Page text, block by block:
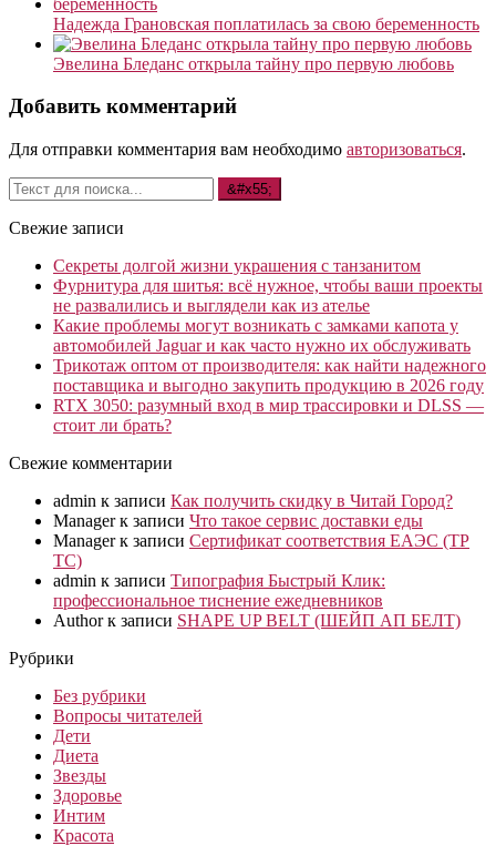
Надежда Грановская поплатилась за свою беременность
Эвелина Бледанс открыла тайну про первую любовь
Добавить комментарий
Для отправки комментария вам необходимо авторизоваться.
Свежие записи
Секреты долгой жизни украшения с танзанитом
Фурнитура для шитья: всё нужное, чтобы ваши проекты
не развалились и выглядели как из ателье
Какие проблемы могут возникать с замками капота у
автомобилей Jaguar и как часто нужно их обслуживать
Трикотаж оптом от производителя: как найти надежного
поставщика и выгодно закупить продукцию в 2026 году
RTX 3050: разумный вход в мир трассировки и DLSS —
стоит ли брать?
Свежие комментарии
admin к записи Как получить скидку в Читай Город?
Managerк записи Что такое сервис доставки еды
Managerк записи Сертификат соответствия ЕАЭС (ТР
ТС)
admin к записи Типография Быстрый Клик:
профессиональное тиснение ежедневников
Authorк записи SHAPE UP BELT (ШЕЙП АП БЕЛТ)
Рубрики
Без рубрики
Вопросы читателей
Дети
Диета
Звезды
Здоровье
Интим
Красота